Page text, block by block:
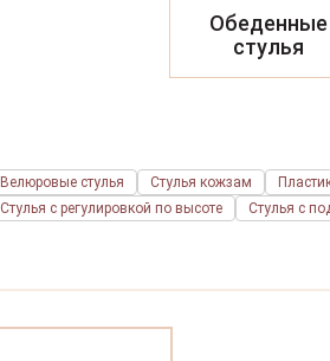
Обеденные
стулья
Велюровые стулья Стулья кожзам
Стулья с регулировкой по высоте
Стулья с